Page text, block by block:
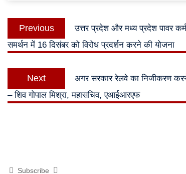
Post
navigation
Previous
Previous
post:
उत्तर प्रदेश और मध्य प्रदेश पावर
समर्थन में 16 दिसंबर को विरोध प्रदर्शन करने की योजना
Next
post:
अगर सरकार रेलवे का निजीकरण करने
– शिव गोपाल मिश्रा, महासचिव, एआईआरएफ
Subscribe